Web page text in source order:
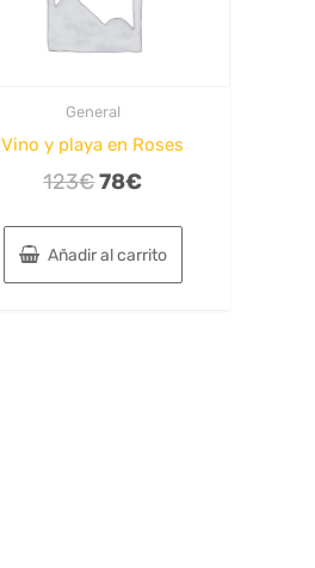
General
Vino y playa en Roses
123€El
original
era:
78€El
actual
es:
Añadir al carrito